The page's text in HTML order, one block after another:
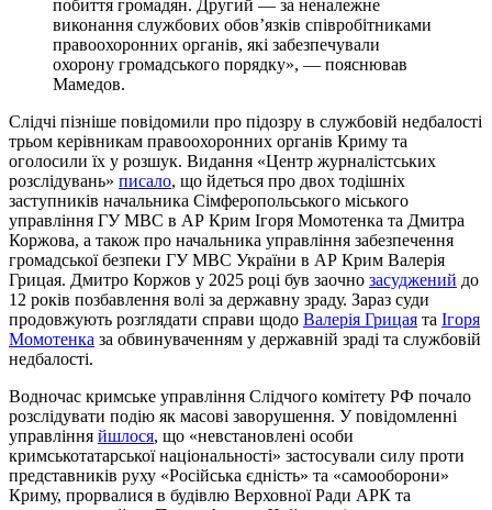
побиття громадян. Другий — за неналежне
виконання службових обов’язків співробітниками
правоохоронних органів, які забезпечували
охорону громадського порядку», — пояснював
Мамедов.
Слідчі пізніше повідомили про підозру в службовій недбалості
трьом керівникам правоохоронних органів Криму та
оголосили їх у розшук. Видання «Центр журналістських
розслідувань» писало, що йдеться про двох тодішніх
заступників начальника Сімферопольського міського
управління ГУ МВС в АР Крим Ігоря Момотенка та Дмитра
Коржова, а також про начальника управління забезпечення
громадської безпеки ГУ МВС України в АР Крим Валерія
Грицая. Дмитро Коржов у 2025 році був заочно засуджений до
12 років позбавлення волі за державну зраду. Зараз суди
продовжують розглядати справи щодо Валерія Грицая та Ігоря
Момотенка за обвинуваченням у державній зраді та службовій
недбалості.
Водночас кримське управління Слідчого комітету РФ почало
розслідувати подію як масові заворушення. У повідомленні
управління йшлося, що «невстановлені особи
кримськотатарської національності» застосували силу проти
представників руху «Російська єдність» та «самооборони»
Криму, прорвалися в будівлю Верховної Ради АРК та